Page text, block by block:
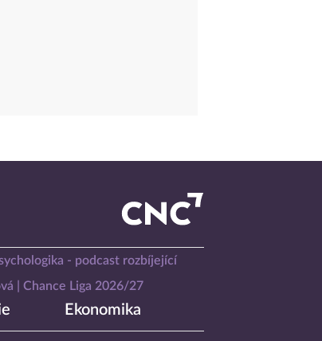
- podcast rozbíjející
Chance Liga 2026/27
Ekonomika